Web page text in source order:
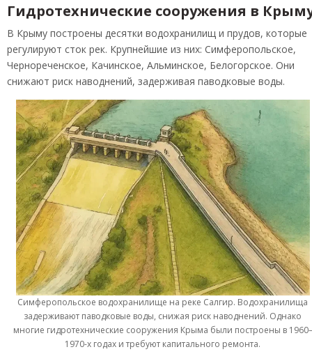
Гидротехнические сооружения в
В Крыму построены десятки водохранилищ и прудов, которые
регулируют сток рек. Крупнейшие из них: Симферопольское,
Чернореченское, Качинское, Альминское, Белогорское. Они
снижают риск наводнений, задерживая паводковые воды.
Симферопольское водохранилище на реке Салгир. Водохранилища
задерживают паводковые воды, снижая риск наводнений. Однако
многие гидротехнические сооружения Крыма были построены в 1960–
1970-х годах и требуют капитального ремонта.